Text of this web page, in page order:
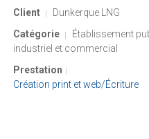
Client
Dunkerque LNG
Catégorie
Établissement
industriel et commercial
Prestation
Création print et web/Écriture